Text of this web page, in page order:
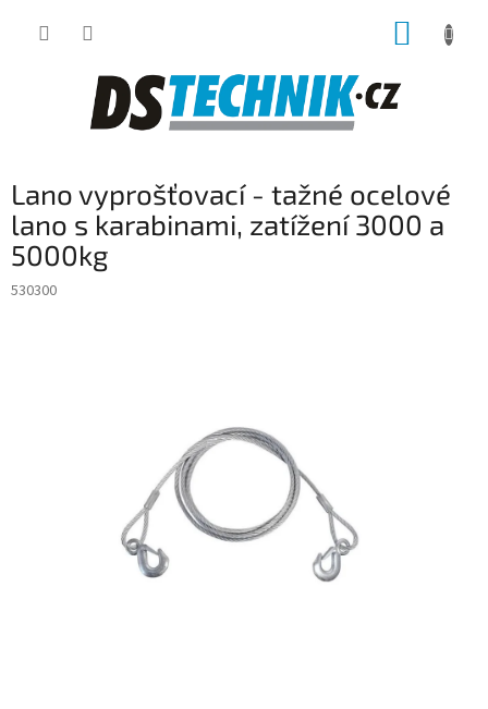
Lano vyprošťovací - tažné ocelové
lano s karabinami, zatížení 3000 a
5000kg
530300